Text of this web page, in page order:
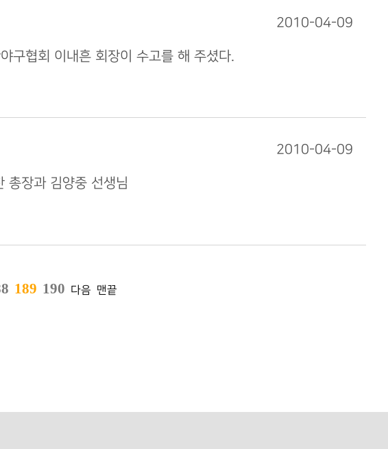
구협회 이내흔 회장이 수고를 해 주셨다.
2010-04-09
총장과 김양중 선생님
2010-04-09
189 190 다음 맨끝